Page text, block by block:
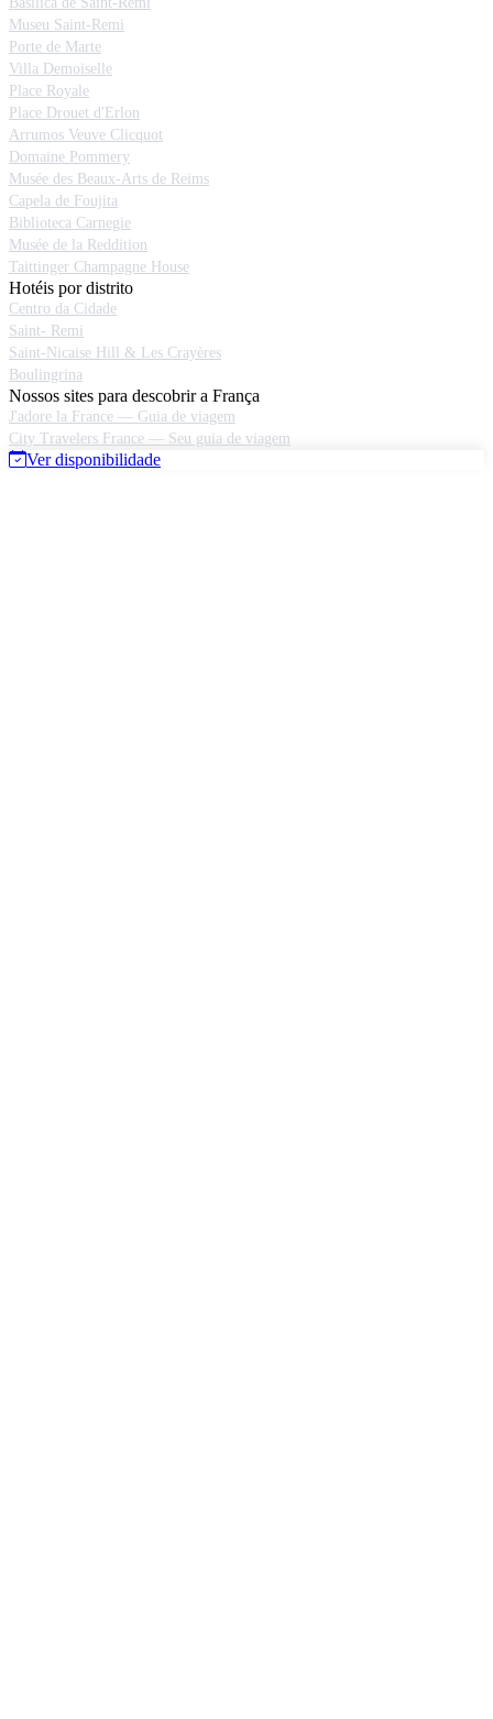
Museu Saint-Remi
Porte de Marte
Villa Demoiselle
Place Royale
Place Drouet d'Erlon
Arrumos Veuve Clicquot
Domaine Pommery
Musée des Beaux-Arts de Reims
Capela de Foujita
Biblioteca Carnegie
Musée de la Reddition
Taittinger Champagne House
Hotéis por distrito
Centro da Cidade
Saint- Remi
Saint-Nicaise Hill & Les Crayères
Boulingrina
Nossos sites para descobrir a França
J'adore la France — Guia de viagem
City Travelers France — Seu guia de viagem
Ver disponibilidade